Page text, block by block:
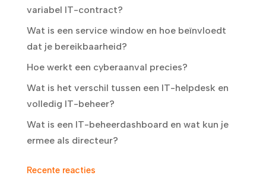
variabel IT-contract?
Wat is een service window en hoe beïnvloedt
dat je bereikbaarheid?
Hoe werkt een cyberaanval precies?
Wat is het verschil tussen een IT-helpdesk en
volledig IT-beheer?
Wat is een IT-beheerdashboard en wat kun je
ermee als directeur?
Recente reacties